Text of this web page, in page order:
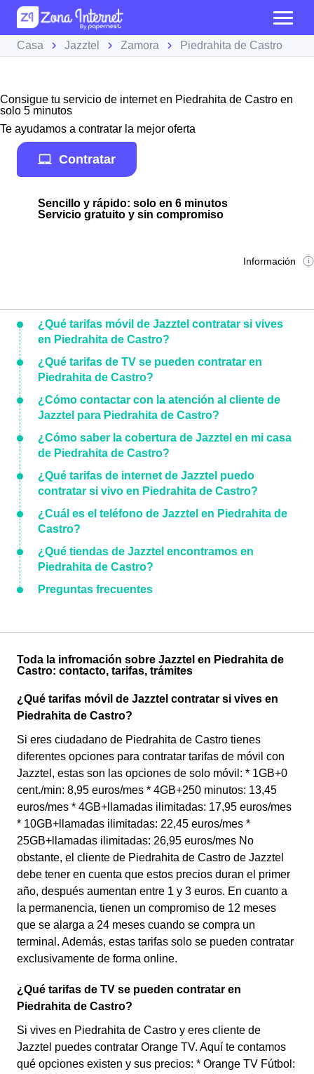
Casa Jazztel Zamora Piedrahita de Castro
Consigue tu servicio de internet en Piedrahita de Castro en
solo 5 minutos
Te ayudamos a contratar la mejor oferta
Contratar
Sencillo y rápido: solo en 6 minutos
Servicio gratuito y sin compromiso
Información
¿Qué tarifas móvil de Jazztel contratar si vives
en Piedrahita de Castro?
¿Qué tarifas de TV se pueden contratar en
Piedrahita de Castro?
¿Cómo contactar con la atención al cliente de
Jazztel para Piedrahita de Castro?
¿Cómo saber la cobertura de Jazztel en mi casa
de Piedrahita de Castro?
¿Qué tarifas de internet de Jazztel puedo
contratar si vivo en Piedrahita de Castro?
¿Cuál es el teléfono de Jazztel en Piedrahita de
Castro?
¿Qué tiendas de Jazztel encontramos en
Piedrahita de Castro?
Preguntas frecuentes
Toda la infromación sobre Jazztel en Piedrahita de
Castro: contacto, tarifas, trámites
¿Qué tarifas móvil de Jazztel contratar si vives en
Piedrahita de Castro?
Si eres ciudadano de Piedrahita de Castro tienes
diferentes opciones para contratar tarifas de móvil con
Jazztel, estas son las opciones de solo móvil: * 1GB+0
cent./min: 8,95 euros/mes * 4GB+250 minutos: 13,45
euros/mes * 4GB+llamadas ilimitadas: 17,95 euros/mes
* 10GB+llamadas ilimitadas: 22,45 euros/mes *
25GB+llamadas ilimitadas: 26,95 euros/mes No
obstante, el cliente de Piedrahita de Castro de Jazztel
debe tener en cuenta que estos precios duran el primer
año, después aumentan entre 1 y 3 euros. En cuanto a
la permanencia, tienen un compromiso de 12 meses
que se alarga a 24 meses cuando se compra un
terminal. Además, estas tarifas solo se pueden contratar
exclusivamente de forma online.
¿Qué tarifas de TV se pueden contratar en
Piedrahita de Castro?
Si vives en Piedrahita de Castro y eres cliente de
Jazztel puedes contratar Orange TV. Aquí te contamos
qué opciones existen y sus precios: * Orange TV Fútbol: